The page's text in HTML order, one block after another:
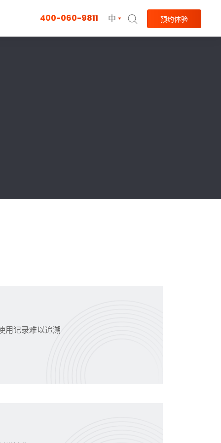
400-060-9811 中 预约体验
用记录难以追溯